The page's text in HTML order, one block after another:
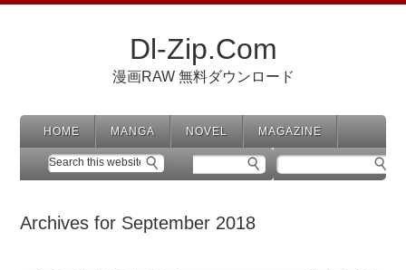
Dl-Zip.Com
漫画RAW 無料ダウンロード
HOME MANGA NOVEL MAGAZINE
Archives for September 2018